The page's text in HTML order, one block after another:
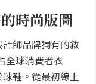
時尚版圖
師品牌獨有的敘
全球消費者衣
鞋。從最初線上